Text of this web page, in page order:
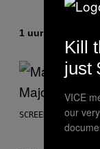
1 uur geleden
SCREENSHOT:
Kill
just
VICE
our